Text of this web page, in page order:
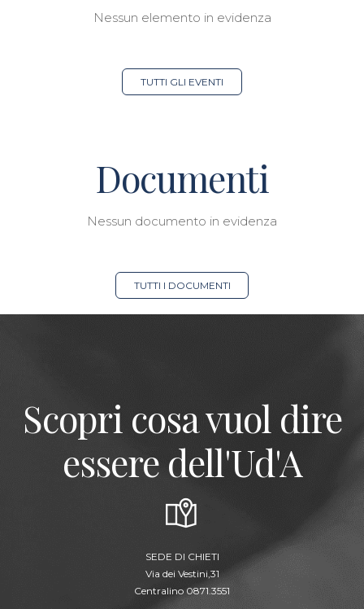
Nessun elemento in evidenza
TUTTI GLI EVENTI
Documenti
Nessun documento in evidenza
TUTTI I DOCUMENTI
Scopri cosa vuol dire
essere dell'Ud'A
SEDE DI CHIETI
Via dei Vestini,31
Centralino 0871.3551